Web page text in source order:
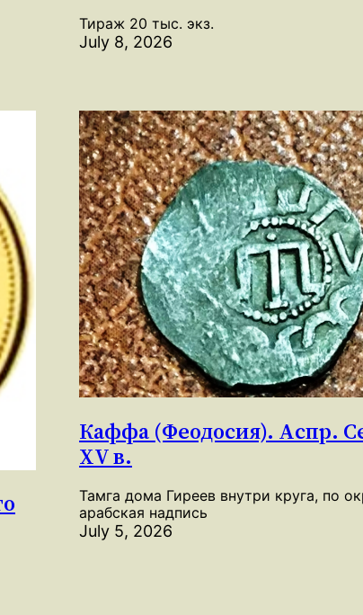
Тираж 20 тыс. экз.
July 8, 2026
Каффа (Феодосия). Аспр.
XV в.
Тамга дома Гиреев внутри круга, по
арабская надпись
July 5, 2026